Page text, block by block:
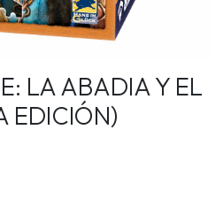
LA ABADIA Y EL
EDICIÓN)